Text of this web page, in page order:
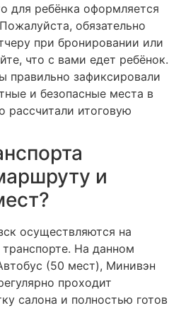
для ребёнка оформляется
обязательно
при бронировании или
что с вами едет ребёнок.
правильно зафиксировали
и безопасные места в
рассчитали итоговую
и
осуществляются на
На данном
(50 мест), Минивэн
проходит
салона и полностью готов